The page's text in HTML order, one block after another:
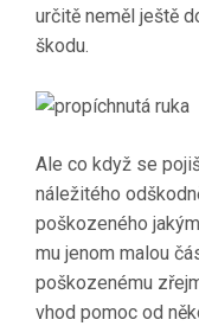
určitě neměl ještě
škodu.
Ale co když se
náležitého
poškozeného
mu jenom malou
poškozenému
vhod pomoc od